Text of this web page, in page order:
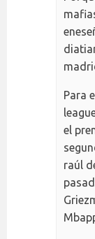
Para
el
raúl